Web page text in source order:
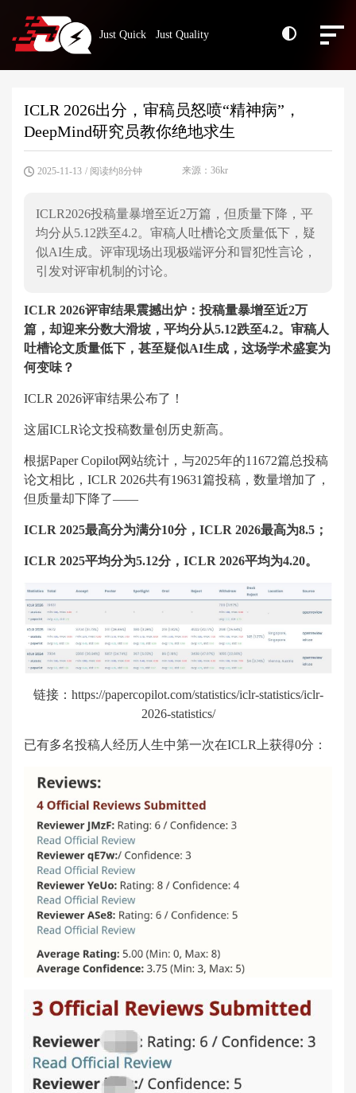
Just Quick Just Quality
ICLR 2026出分，审稿员怒喷“精神病”，
DeepMind研究员教你绝地求生
2025-11-13 / 阅读约8分钟 来源：36kr
ICLR2026投稿量暴增至近2万篇，但质量下降，平
均分从5.12跌至4.2。审稿人吐槽论文质量低下，疑
似AI生成。评审现场出现极端评分和冒犯性言论，
引发对评审机制的讨论。
ICLR 2026评审结果震撼出炉：投稿量暴增至近2万
篇，却迎来分数大滑坡，平均分从5.12跌至4.2。审稿人
吐槽论文质量低下，甚至疑似AI生成，这场学术盛宴为
何变味？
ICLR 2026评审结果公布了！
这届ICLR论文投稿数量创历史新高。
根据Paper Copilot网站统计，与2025年的11672篇总投稿
论文相比，ICLR 2026共有19631篇投稿，数量增加了，
但质量却下降了——
ICLR 2025最高分为满分10分，ICLR 2026最高为8.5；
ICLR 2025平均分为5.12分，ICLR 2026平均为4.20。
链接：https://papercopilot.com/statistics/iclr-statistics/iclr-
2026-statistics/
已有多名投稿人经历人生中第一次在ICLR上获得0分：